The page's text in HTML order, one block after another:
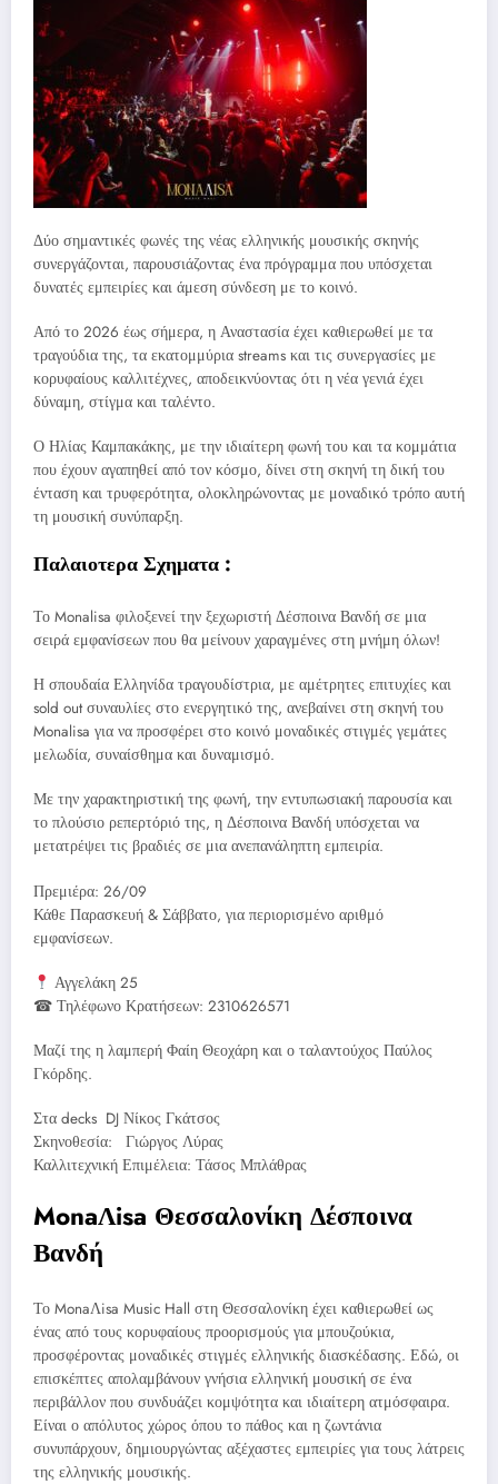
Δύο σημαντικές φωνές της νέας ελληνικής μουσικής σκηνής
συνεργάζονται, παρουσιάζοντας ένα πρόγραμμα που υπόσχεται
δυνατές εμπειρίες και άμεση σύνδεση με το κοινό.
Από το 2026 έως σήμερα, η Αναστασία έχει καθιερωθεί με τα
τραγούδια της, τα εκατομμύρια streams και τις συνεργασίες με
κορυφαίους καλλιτέχνες, αποδεικνύοντας ότι η νέα γενιά έχει
δύναμη, στίγμα και ταλέντο.
Ο Ηλίας Καμπακάκης, με την ιδιαίτερη φωνή του και τα κομμάτια
που έχουν αγαπηθεί από τον κόσμο, δίνει στη σκηνή τη δική του
ένταση και τρυφερότητα, ολοκληρώνοντας με μοναδικό τρόπο αυτή
τη μουσική συνύπαρξη.
Παλαιοτερα Σχηματα :
Το Monalisa φιλοξενεί την ξεχωριστή Δέσποινα Βανδή σε μια
σειρά εμφανίσεων που θα μείνουν χαραγμένες στη μνήμη όλων!
Η σπουδαία Ελληνίδα τραγουδίστρια, με αμέτρητες επιτυχίες και
sold out συναυλίες στο ενεργητικό της, ανεβαίνει στη σκηνή του
Monalisa για να προσφέρει στο κοινό μοναδικές στιγμές γεμάτες
μελωδία, συναίσθημα και δυναμισμό.
Με την χαρακτηριστική της φωνή, την εντυπωσιακή παρουσία και
το πλούσιο ρεπερτόριό της, η Δέσποινα Βανδή υπόσχεται να
μετατρέψει τις βραδιές σε μια ανεπανάληπτη εμπειρία.
Πρεμιέρα: 26/09
Κάθε Παρασκευή & Σάββατο, για περιορισμένο αριθμό
εμφανίσεων.
Αγγελάκη 25
☎ Τηλέφωνο Κρατήσεων: 2310626571
Μαζί της η λαμπερή Φαίη Θεοχάρη και ο ταλαντούχος Παύλος
Γκόρδης.
Στα decks DJ Νίκος Γκάτσος
Σκηνοθεσία: Γιώργος Λύρας
Καλλιτεχνική Επιμέλεια: Τάσος Μπλάθρας
MonaΛisa Θεσσαλονίκη Δέσποινα
Βανδή
Το MonaΛisa Music Hall στη Θεσσαλονίκη έχει καθιερωθεί ως
ένας από τους κορυφαίους προορισμούς για μπουζούκια,
προσφέροντας μοναδικές στιγμές ελληνικής διασκέδασης. Εδώ, οι
επισκέπτες απολαμβάνουν γνήσια ελληνική μουσική σε ένα
περιβάλλον που συνδυάζει κομψότητα και ιδιαίτερη ατμόσφαιρα.
Είναι ο απόλυτος χώρος όπου το πάθος και η ζωντάνια
συνυπάρχουν, δημιουργώντας αξέχαστες εμπειρίες για τους λάτρεις
της ελληνικής μουσικής.